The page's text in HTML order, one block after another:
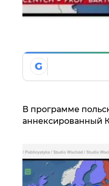
G
В программе
аннексированный